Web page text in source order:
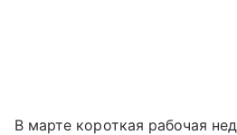
В марте короткая рабочая